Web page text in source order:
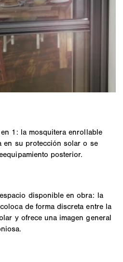
1: la mosquitera enrollable
en su protección solar o se
posterior.
disponible en obra: la
de forma discreta entre la
y ofrece una imagen general